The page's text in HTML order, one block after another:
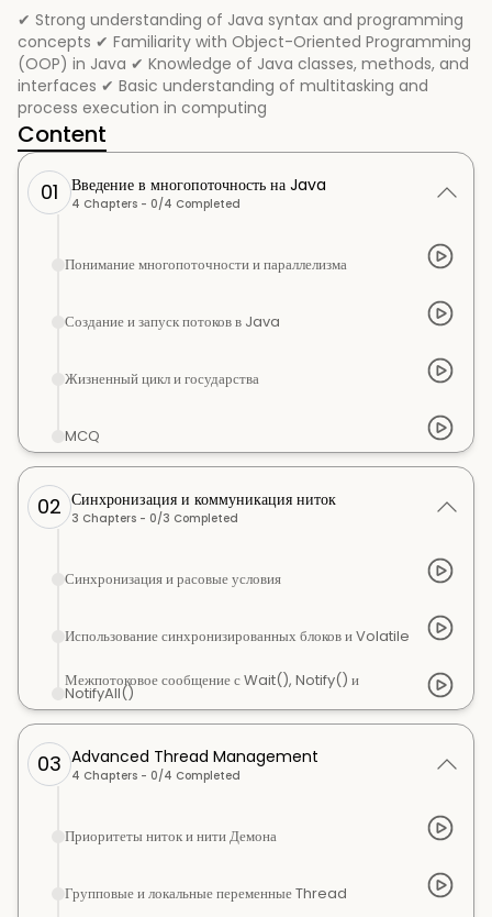
✔ Strong understanding of Java syntax and programming
concepts ✔ Familiarity with Object-Oriented Programming
(OOP) in Java ✔ Knowledge of Java classes, methods, and
interfaces ✔ Basic understanding of multitasking and
process execution in computing
Content
01 Введение в многопоточность на Java
4 Chapters - 0/4 Completed
Понимание многопоточности и параллелизма
Создание и запуск потоков в Java
Жизненный цикл и государства
MCQ
02 Синхронизация и коммуникация ниток
3 Chapters - 0/3 Completed
Синхронизация и расовые условия
Использование синхронизированных блоков и Volatile
Межпотоковое сообщение с Wait(), Notify() и
NotifyAll()
03 Advanced Thread Management
4 Chapters - 0/4 Completed
Приоритеты ниток и нити Демона
Групповые и локальные переменные Thread